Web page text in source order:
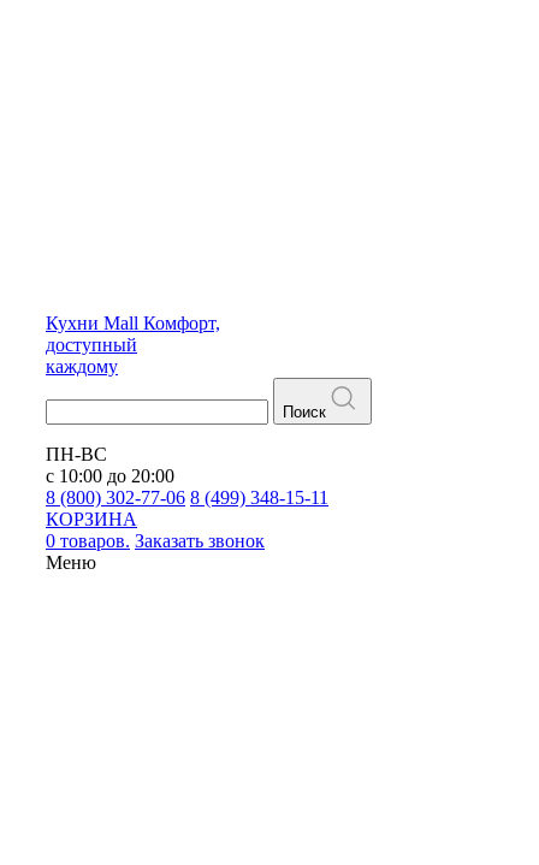
Кухни Mall Комфорт,
доступный
каждому
Поиск
ПН-ВС
с 10:00 до 20:00
8 (800) 302-77-06 8 (499) 348-15-11
КОРЗИНА
0 товаров. Заказать звонок
Меню